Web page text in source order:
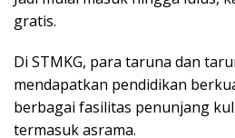
gratis.
Di STMKG, para taruna dan
mendapatkan pendidikan
berbagai fasilitas penunjang
termasuk asrama.